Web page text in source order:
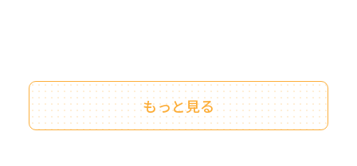
もっと見る